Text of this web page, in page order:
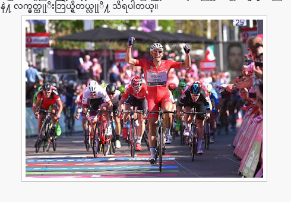
နဲ႔ လက္မွတ္ထုုိးဘြယ္ရွိတယ္လုုိ႔ သိရပါတယ္။